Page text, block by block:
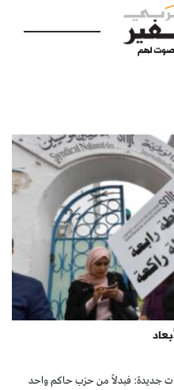
2011، برزت تحديات جديدة: فبدلاً من حزب حاكم واحد